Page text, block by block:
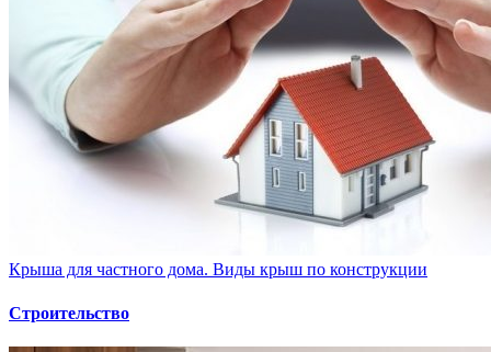
Крыша для частного дома. Виды крыш по конструкции
Строительство